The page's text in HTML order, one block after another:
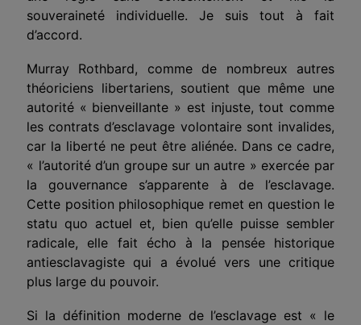
souveraineté individuelle. Je suis tout à fait
d’accord.
Murray Rothbard, comme de nombreux autres
théoriciens libertariens, soutient que même une
autorité « bienveillante » est injuste, tout comme
les contrats d’esclavage volontaire sont invalides,
car la liberté ne peut être aliénée. Dans ce cadre,
« l’autorité d’un groupe sur un autre » exercée par
la gouvernance s’apparente à de l’esclavage.
Cette position philosophique remet en question le
statu quo actuel et, bien qu’elle puisse sembler
radicale, elle fait écho à la pensée historique
antiesclavagiste qui a évolué vers une critique
plus large du pouvoir.
Si la définition moderne de l’esclavage est « le